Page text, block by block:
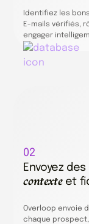
Identifiez les
E-mails vérifiés,
engager
02
Envoyez
contexteet
Overloop envoie
chaque